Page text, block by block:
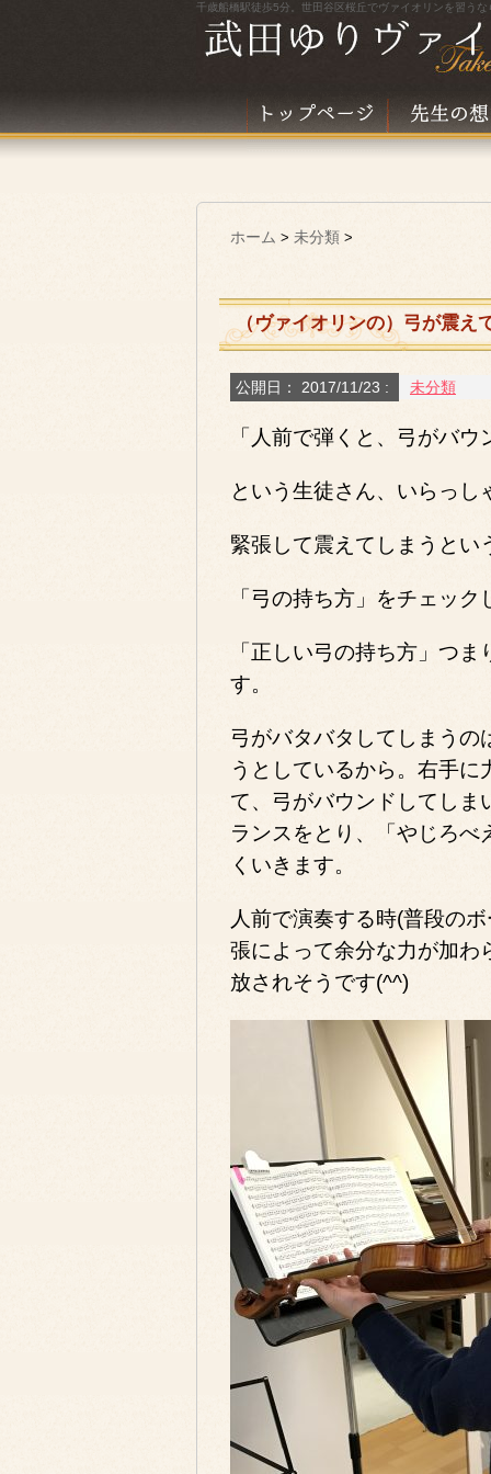
千歳船橋駅徒歩5分。世田谷区桜丘でヴァイオリンを習うな
ホーム > 未分類 >
（ヴァイオリンの）弓が震え
公開日： 2017/11/23 : 未分類
「人前で弾くと、弓がバ
という生徒さん、いらっし
緊張して震えてしまうとい
「弓の持ち方」をチェッ
「正しい弓の持ち方」つ
す。
弓がバタバタしてしまうの
うとしているから。右手
て、弓がバウンドしてしま
ランスをとり、「やじろ
くいきます。
人前で演奏する時(普段の
張によって余分な力が加わ
放されそうです(^^)